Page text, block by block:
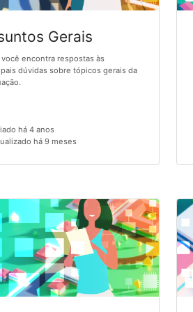
Gerais
encontra respostas às
dúvidas sobre tópicos gerais da
há 4 anos
há 9 meses